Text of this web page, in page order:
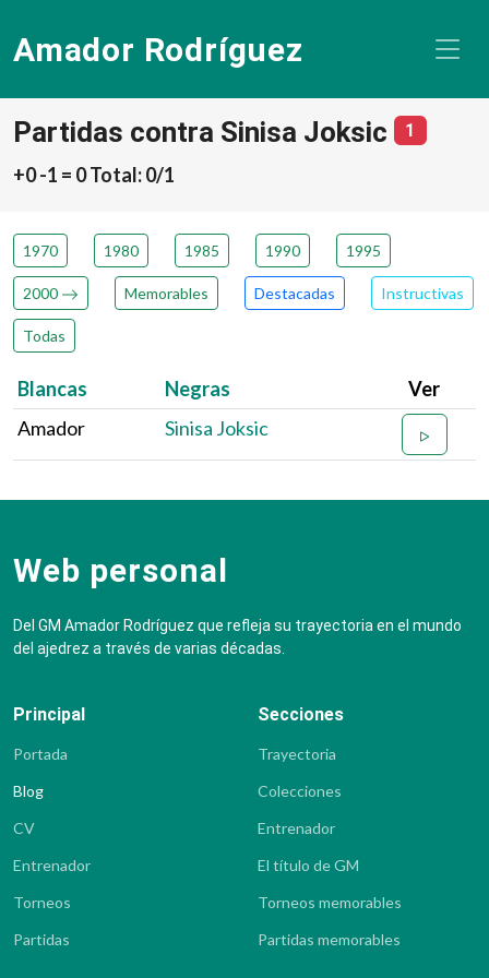
Amador Rodríguez
Partidas contra Sinisa Joksic 1
+0 -1 = 0 Total: 0/1
1970 1980 1985 1990 1995
2000 Memorables Destacadas Instructivas
Todas
Blancas Negras
Ver
Amador
Sinisa Joksic
Web personal
Del GM Amador Rodríguez que refleja su trayectoria en el mundo
del ajedrez a través de varias décadas.
Principal
Portada
Blog
CV
Entrenador
Torneos
Partidas
Secciones
Trayectoria
Colecciones
Entrenador
El título de GM
Torneos memorables
Partidas memorables